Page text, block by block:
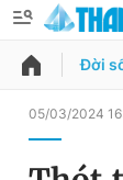
QUẢNG CÁO
Đời
05/03/2024